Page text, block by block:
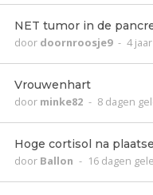
NET tumor in de
door doornroosje9 - 4
Vrouwenhart
door minke82 - 8 dagen
Hoge cortisol na
door Ballon - 16 dagen